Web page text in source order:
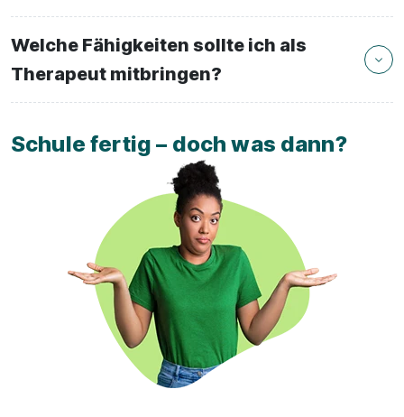
Welche Fähigkeiten sollte ich als
Therapeut mitbringen?
Schule fertig – doch was dann?